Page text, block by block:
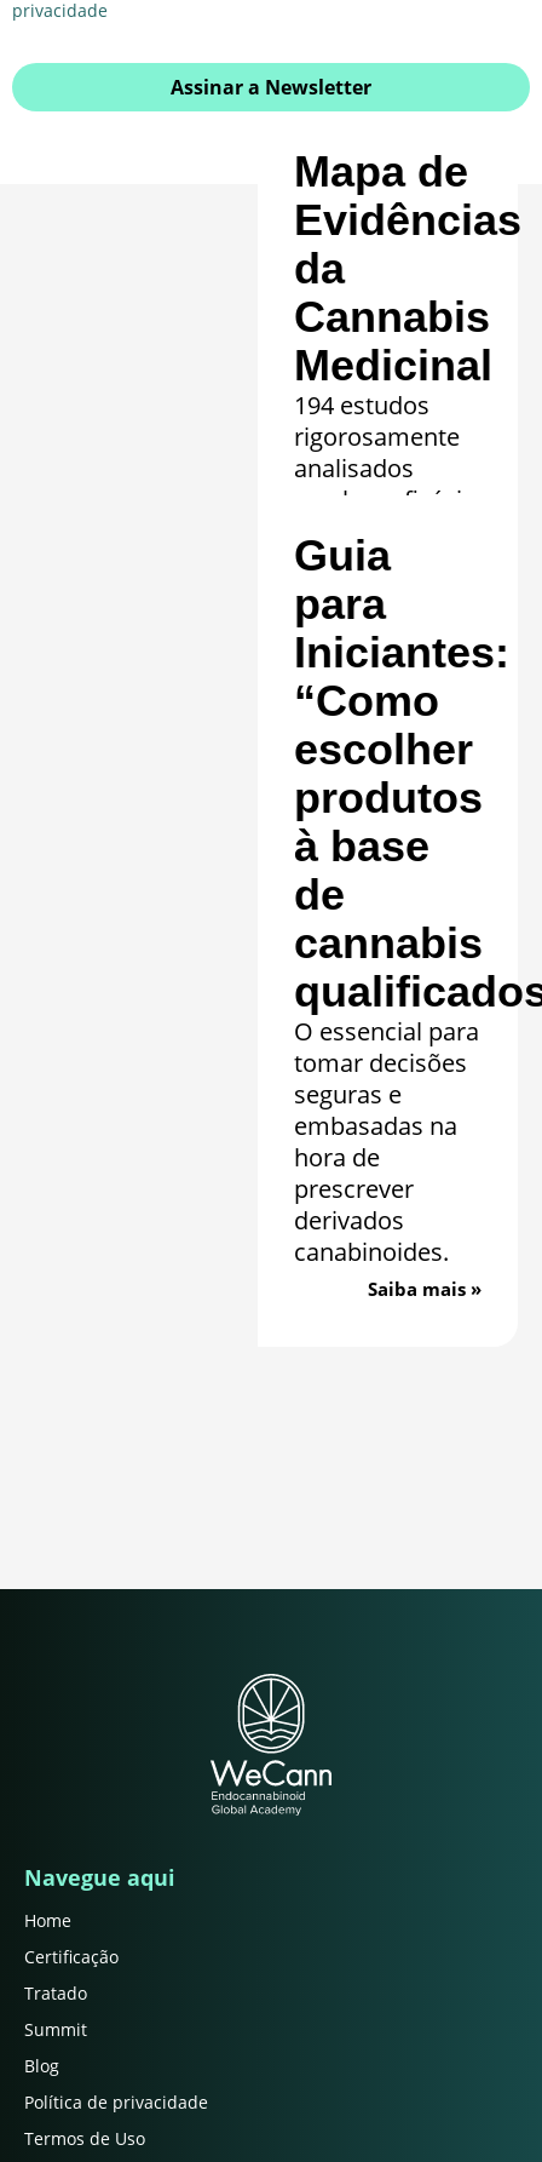
privacidade
Assinar a Newsletter
Mapa de
Evidências
da
Cannabis
Medicinal
194 estudos
rigorosamente
analisados
revelam eficácia
comprovada em
20 quadros
clínicos.
Saiba mais »
Guia
para
Iniciantes:
“Como
escolher
produtos
à base
de
cannabis
O essencial para
tomar decisões
seguras e
embasadas na
hora de
prescrever
derivados
canabinoides.
Saiba mais »
Navegue aqui
Home
Certificação
Tratado
Summit
Blog
Política de privacidade
Termos de Uso